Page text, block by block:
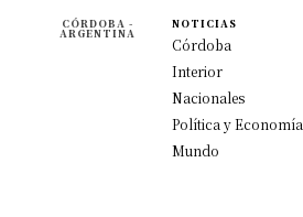
CÓRDOBA -
ARGENTINA
NOTICIAS
Córdoba
Interior
Nacionales
Política y Economía
Mundo